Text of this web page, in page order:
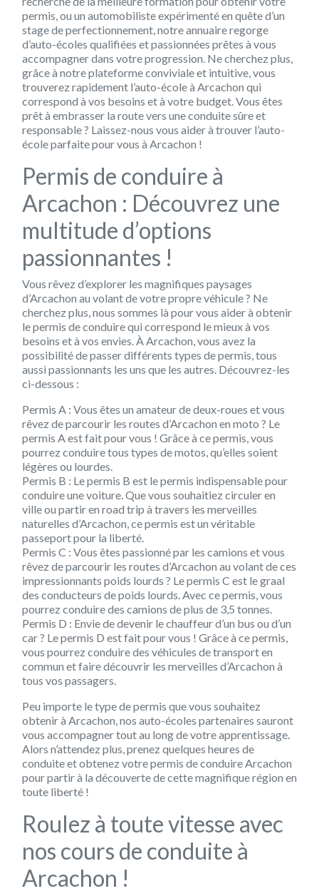
permis, ou un automobiliste expérimenté en quête d’un
stage de perfectionnement, notre annuaire regorge
d’auto-écoles qualifiées et passionnées prêtes à vous
accompagner dans votre progression. Ne cherchez plus,
grâce à notre plateforme conviviale et intuitive, vous
trouverez rapidement l’auto-école à Arcachon qui
correspond à vos besoins et à votre budget. Vous êtes
prêt à embrasser la route vers une conduite sûre et
responsable ? Laissez-nous vous aider à trouver l’auto-
école parfaite pour vous à Arcachon !
Permis de conduire à
Arcachon : Découvrez une
multitude d’options
passionnantes !
Vous rêvez d’explorer les magnifiques paysages
d’Arcachon au volant de votre propre véhicule ? Ne
cherchez plus, nous sommes là pour vous aider à obtenir
le permis de conduire qui correspond le mieux à vos
besoins et à vos envies. À Arcachon, vous avez la
possibilité de passer différents types de permis, tous
aussi passionnants les uns que les autres. Découvrez-les
ci-dessous :
Permis A : Vous êtes un amateur de deux-roues et vous
rêvez de parcourir les routes d’Arcachon en moto ? Le
permis A est fait pour vous ! Grâce à ce permis, vous
pourrez conduire tous types de motos, qu’elles soient
légères ou lourdes.
Permis B : Le permis B est le permis indispensable pour
conduire une voiture. Que vous souhaitiez circuler en
ville ou partir en road trip à travers les merveilles
naturelles d’Arcachon, ce permis est un véritable
passeport pour la liberté.
Permis C : Vous êtes passionné par les camions et vous
rêvez de parcourir les routes d’Arcachon au volant de ces
impressionnants poids lourds ? Le permis C est le graal
des conducteurs de poids lourds. Avec ce permis, vous
pourrez conduire des camions de plus de 3,5 tonnes.
Permis D : Envie de devenir le chauffeur d’un bus ou d’un
car ? Le permis D est fait pour vous ! Grâce à ce permis,
vous pourrez conduire des véhicules de transport en
commun et faire découvrir les merveilles d’Arcachon à
tous vos passagers.
Peu importe le type de permis que vous souhaitez
obtenir à Arcachon, nos auto-écoles partenaires sauront
vous accompagner tout au long de votre apprentissage.
Alors n’attendez plus, prenez quelques heures de
conduite et obtenez votre permis de conduire Arcachon
pour partir à la découverte de cette magnifique région en
toute liberté !
Roulez à toute vitesse avec
nos cours de conduite à
Arcachon !